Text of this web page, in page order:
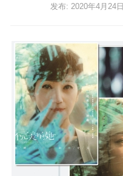
发布: 2020年4月24日